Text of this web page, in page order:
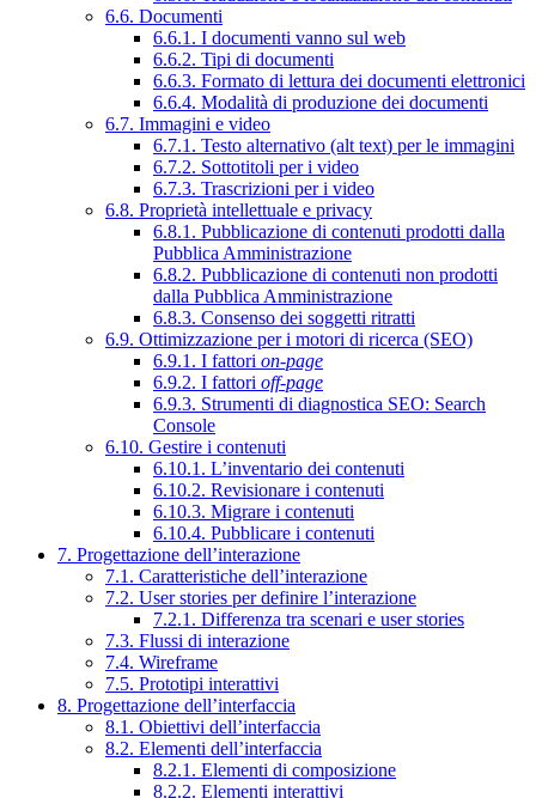
6.6. Documenti
6.6.1. I documenti vanno sul web
6.6.2. Tipi di documenti
6.6.3. Formato di lettura dei documenti elettronici
6.6.4. Modalità di produzione dei documenti
6.7. Immagini e video
6.7.1. Testo alternativo (alt text) per le immagini
6.7.2. Sottotitoli per i video
6.7.3. Trascrizioni per i video
6.8. Proprietà intellettuale e privacy
6.8.1. Pubblicazione di contenuti prodotti dalla
Pubblica Amministrazione
6.8.2. Pubblicazione di contenuti non prodotti
dalla Pubblica Amministrazione
6.8.3. Consenso dei soggetti ritratti
6.9. Ottimizzazione per i motori di ricerca (SEO)
6.9.1. I fattori on-page
6.9.2. I fattori off-page
6.9.3. Strumenti di diagnostica SEO: Search
Console
6.10. Gestire i contenuti
6.10.1. L’inventario dei contenuti
6.10.2. Revisionare i contenuti
6.10.3. Migrare i contenuti
6.10.4. Pubblicare i contenuti
7. Progettazione dell’interazione
7.1. Caratteristiche dell’interazione
7.2. User stories per definire l’interazione
7.2.1. Differenza tra scenari e user stories
7.3. Flussi di interazione
7.4. Wireframe
7.5. Prototipi interattivi
8. Progettazione dell’interfaccia
8.1. Obiettivi dell’interfaccia
8.2. Elementi dell’interfaccia
8.2.1. Elementi di composizione
8.2.2. Elementi interattivi